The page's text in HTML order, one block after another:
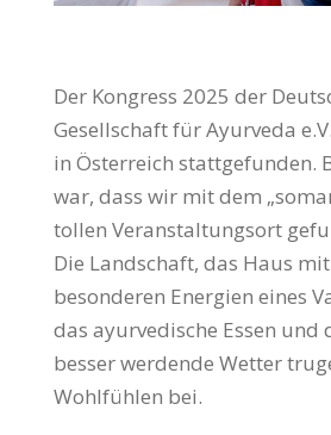
Der Kongress 2025 der
Gesellschaft für Ayurveda
in Österreich stattgefunden.
war, dass wir mit dem
tollen Veranstaltungsort
Die Land­schaft, das Haus
besonderen Energien eines
das ayur­vedische Essen und
besser werdende Wetter
Wohlfühlen bei.